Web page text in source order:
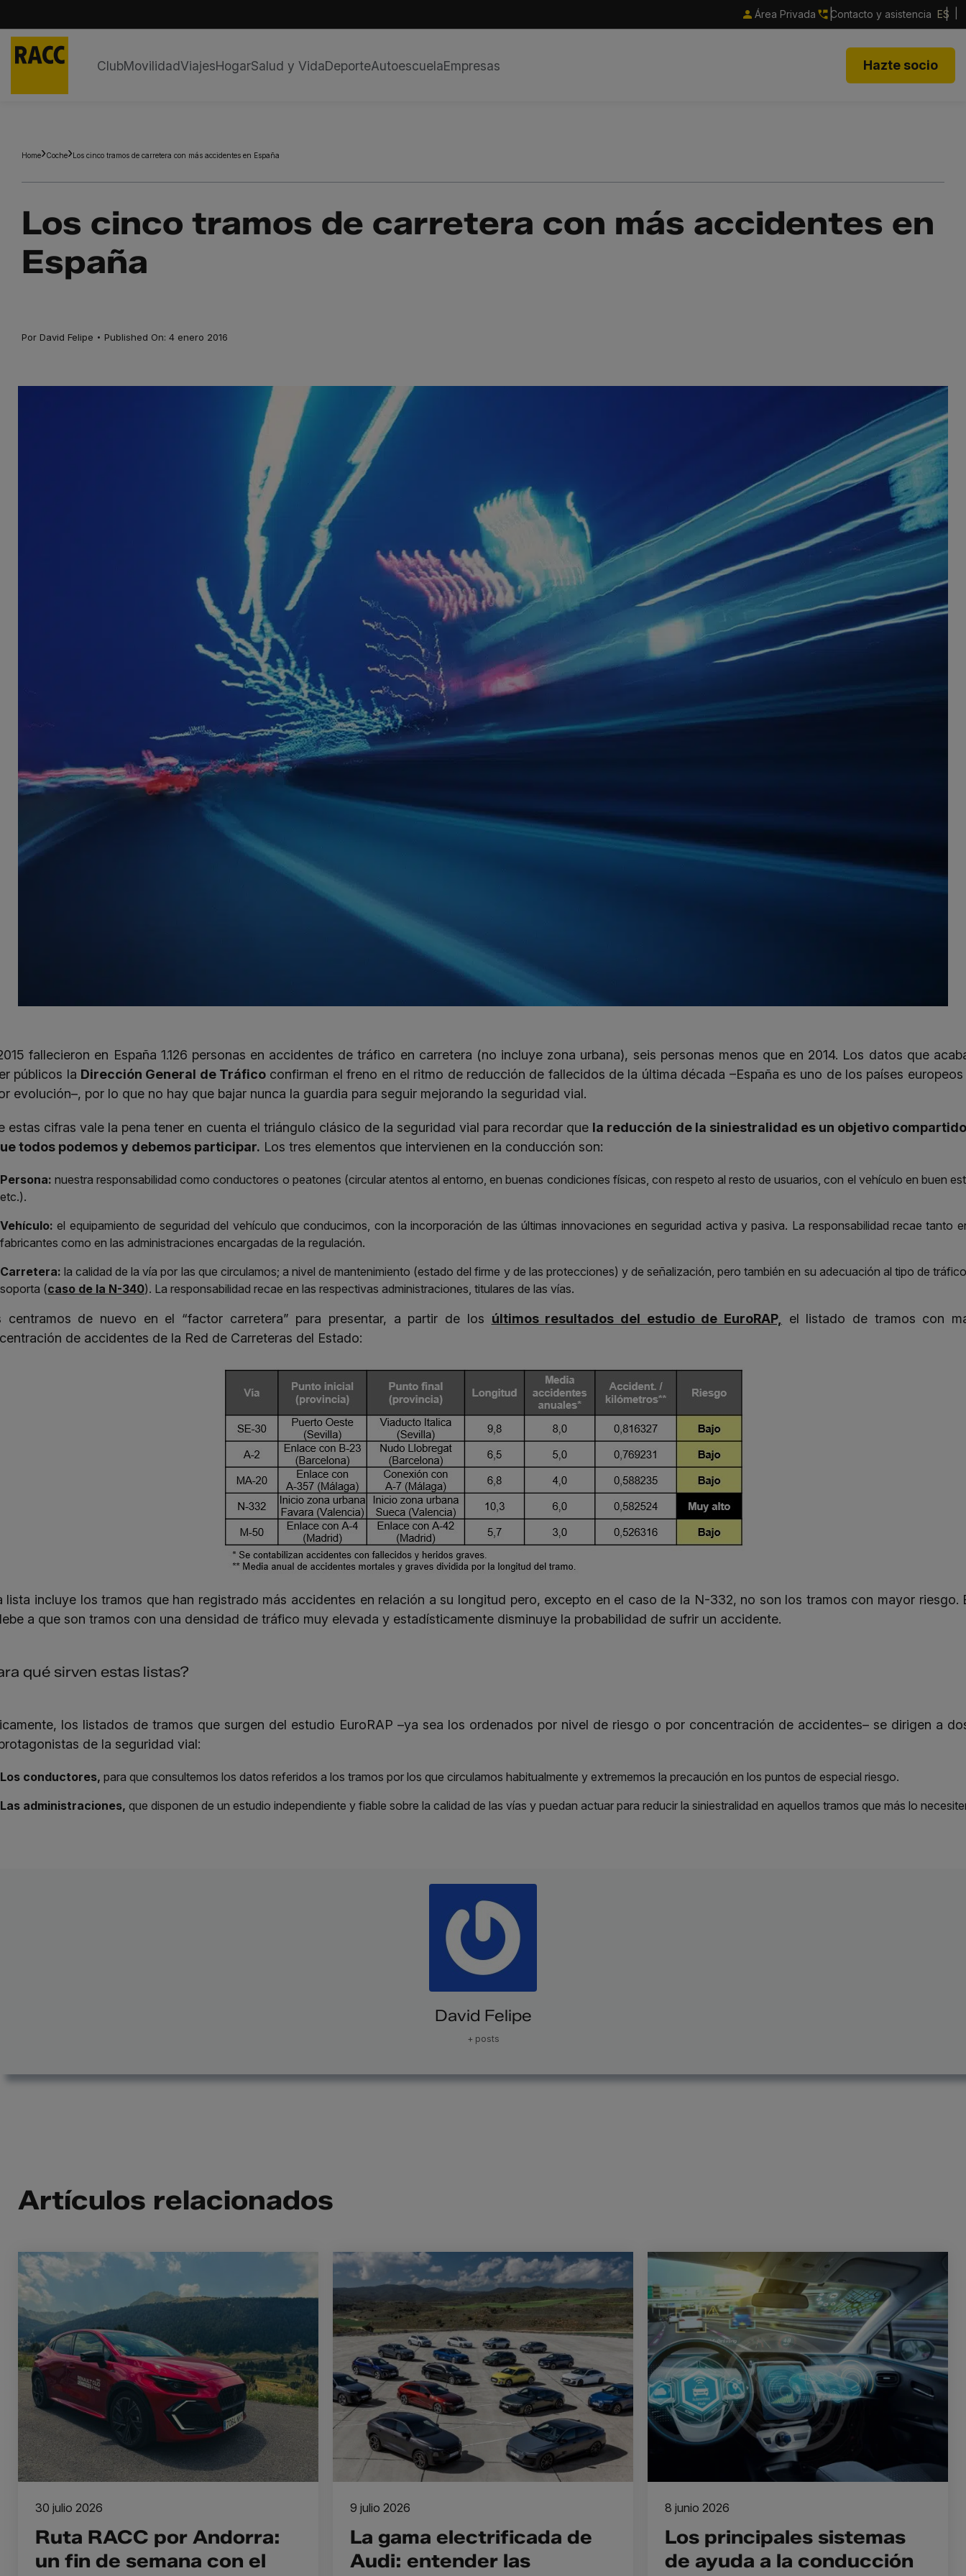
Área Privada Contacto y asistencia ES
ClubMovilidadViajesHogarSalud y VidaDeporteAutoescuelaEmpresas Hazte socio
contenido
Home Coche Los cinco tramos de carretera con más accidentes en España
Los cinco tramos de carretera con más accidentes en
España
Por David Felipe · Published On: 4 enero 2016
fallecieron en España 1.126 personas en accidentes de tráfico en carretera (no incluye zona urbana), seis personas menos que en 2014. Los datos que
públicos la Dirección General de Tráfico confirman el freno en el ritmo de reducción de fallecidos de la última década –España es uno de los países
evolución–, por lo que no hay que bajar nunca la guardia para seguir mejorando la seguridad vial.
estas cifras vale la pena tener en cuenta el triángulo clásico de la seguridad vial para recordar que la reducción de la siniestralidad es un objetivo
todos podemos y debemos participar. Los tres elementos que intervienen en la conducción son:
Persona: nuestra responsabilidad como conductores o peatones (circular atentos al entorno, en buenas condiciones físicas, con respeto al resto de usuarios, con el vehículo en buen
etc.).
Vehículo: el equipamiento de seguridad del vehículo que conducimos, con la incorporación de las últimas innovaciones en seguridad activa y pasiva. La responsabilidad recae tanto
fabricantes como en las administraciones encargadas de la regulación.
Carretera: la calidad de la vía por las que circulamos; a nivel de mantenimiento (estado del firme y de las protecciones) y de señalización, pero también en su adecuación al tipo de
soporta (caso de la N-340). La responsabilidad recae en las respectivas administraciones, titulares de las vías.
centramos de nuevo en el “factor carretera” para presentar, a partir de los últimos resultados del estudio de EuroRAP, el listado de tramos con
de accidentes de la Red de Carreteras del Estado:
lista incluye los tramos que han registrado más accidentes en relación a su longitud pero, excepto en el caso de la N-332, no son los tramos con mayor riesgo.
a que son tramos con una densidad de tráfico muy elevada y estadísticamente disminuye la probabilidad de sufrir un accidente.
qué sirven estas listas?
los listados de tramos que surgen del estudio EuroRAP –ya sea los ordenados por nivel de riesgo o por concentración de accidentes– se dirigen a
de la seguridad vial:
Los conductores, para que consultemos los datos referidos a los tramos por los que circulamos habitualmente y extrememos la precaución en los puntos de especial riesgo.
Las administraciones, que disponen de un estudio independiente y fiable sobre la calidad de las vías y puedan actuar para reducir la siniestralidad en aquellos tramos que más lo
David Felipe
+ posts
Artículos relacionados
Ruta RACC por Andorra:
un fin de semana con el
30 julio 2026
La gama electrificada de
Audi: entender las
9 julio 2026
Los principales sistemas
de ayuda a la conducción
8 junio 2026